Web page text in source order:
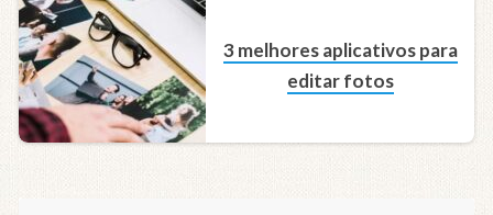
3 melhores aplicativos para
editar fotos